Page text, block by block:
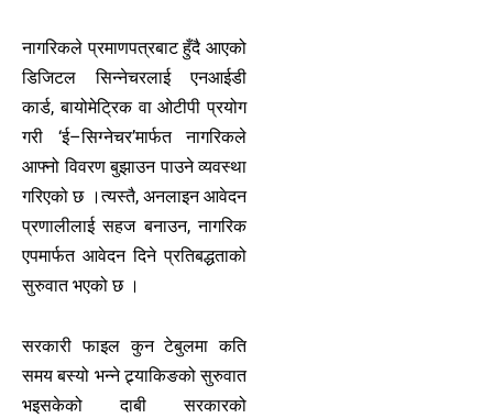
नागरिकले प्रमाणपत्रबाट हुँदै आएको
डिजिटल सिन्नेचरलाई एनआईडी
कार्ड, बायोमेट्रिक वा ओटीपी प्रयोग
गरी ‘ई–सिग्नेचर’मार्फत नागरिकले
आफ्नो विवरण बुझाउन पाउने व्यवस्था
गरिएको छ ।त्यस्तै, अनलाइन आवेदन
प्रणालीलाई सहज बनाउन, नागरिक
एपमार्फत आवेदन दिने प्रतिबद्धताको
सुरुवात भएको छ ।
सरकारी फाइल कुन टेबुलमा कति
समय बस्यो भन्ने ट्र्याकिङको सुरुवात
भइसकेको दाबी सरकारको